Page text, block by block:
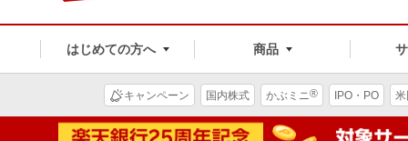
はじめての方へ 商品
キャンペーン 国内株式 かぶミニ® IPO・PO